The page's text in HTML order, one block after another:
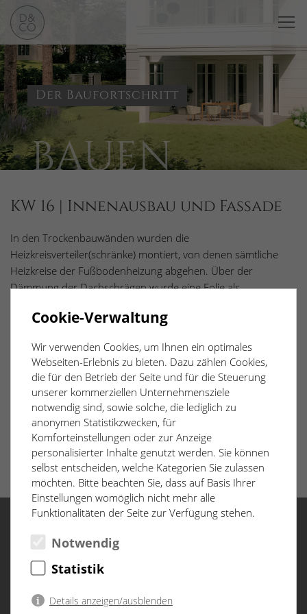
Der Baufortschritt
BAUEN
KW 16 | Innenausbau und Fassade
In den Trockenbauwänden wurden die
Heizkreisverteiler(schränke) montiert, von denen sämtliche
Heizkreise der Fußbodenheizung abgehen. Über der
Dämmung der Dachschrägen wurde eine Folie als
Nach der Führung der Elektroleitungen in der
beplankt werden. Die Farbe der Gipskartonplatten gibt
Aufschluss zur Verwendbarkeit: grüne Platten sind für
Sanitärbereiche geeignet.
Menü
Start
Baufortschritt
Cookie-Verwaltung
Wir verwenden Cookies, um Ihnen ein optimales
Webseiten-Erlebnis zu bieten. Dazu zählen Cookies,
die für den Betrieb der Seite und für die Steuerung
unserer kommerziellen Unternehmensziele
notwendig sind, sowie solche, die lediglich zu
anonymen Statistikzwecken, für
Komforteinstellungen oder zur Anzeige
personalisierter Inhalte genutzt werden. Sie können
selbst entscheiden, welche Kategorien Sie zulassen
möchten. Bitte beachten Sie, dass auf Basis Ihrer
Einstellungen womöglich nicht mehr alle
Funktionalitäten der Seite zur Verfügung stehen.
Notwendig
Statistik
Details anzeigen/ausblenden